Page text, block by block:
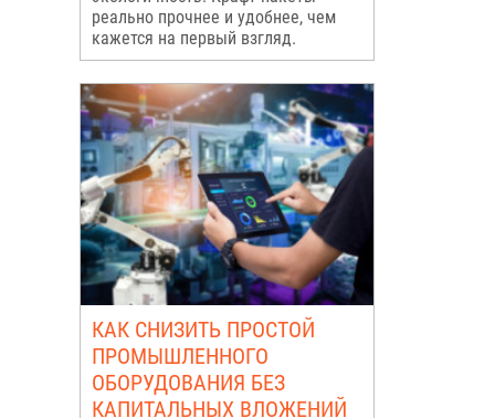
реально прочнее и удобнее, чем
кажется на первый взгляд.
КАК СНИЗИТЬ ПРОСТОЙ
ПРОМЫШЛЕННОГО
ОБОРУДОВАНИЯ БЕЗ
КАПИТАЛЬНЫХ ВЛОЖЕНИЙ